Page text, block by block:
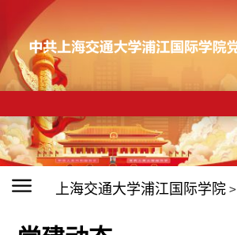
上海交通大学浦江国际学院>